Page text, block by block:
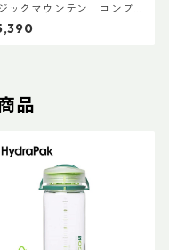
ックマウンテン コンプ
ドライバッグ 20L
品